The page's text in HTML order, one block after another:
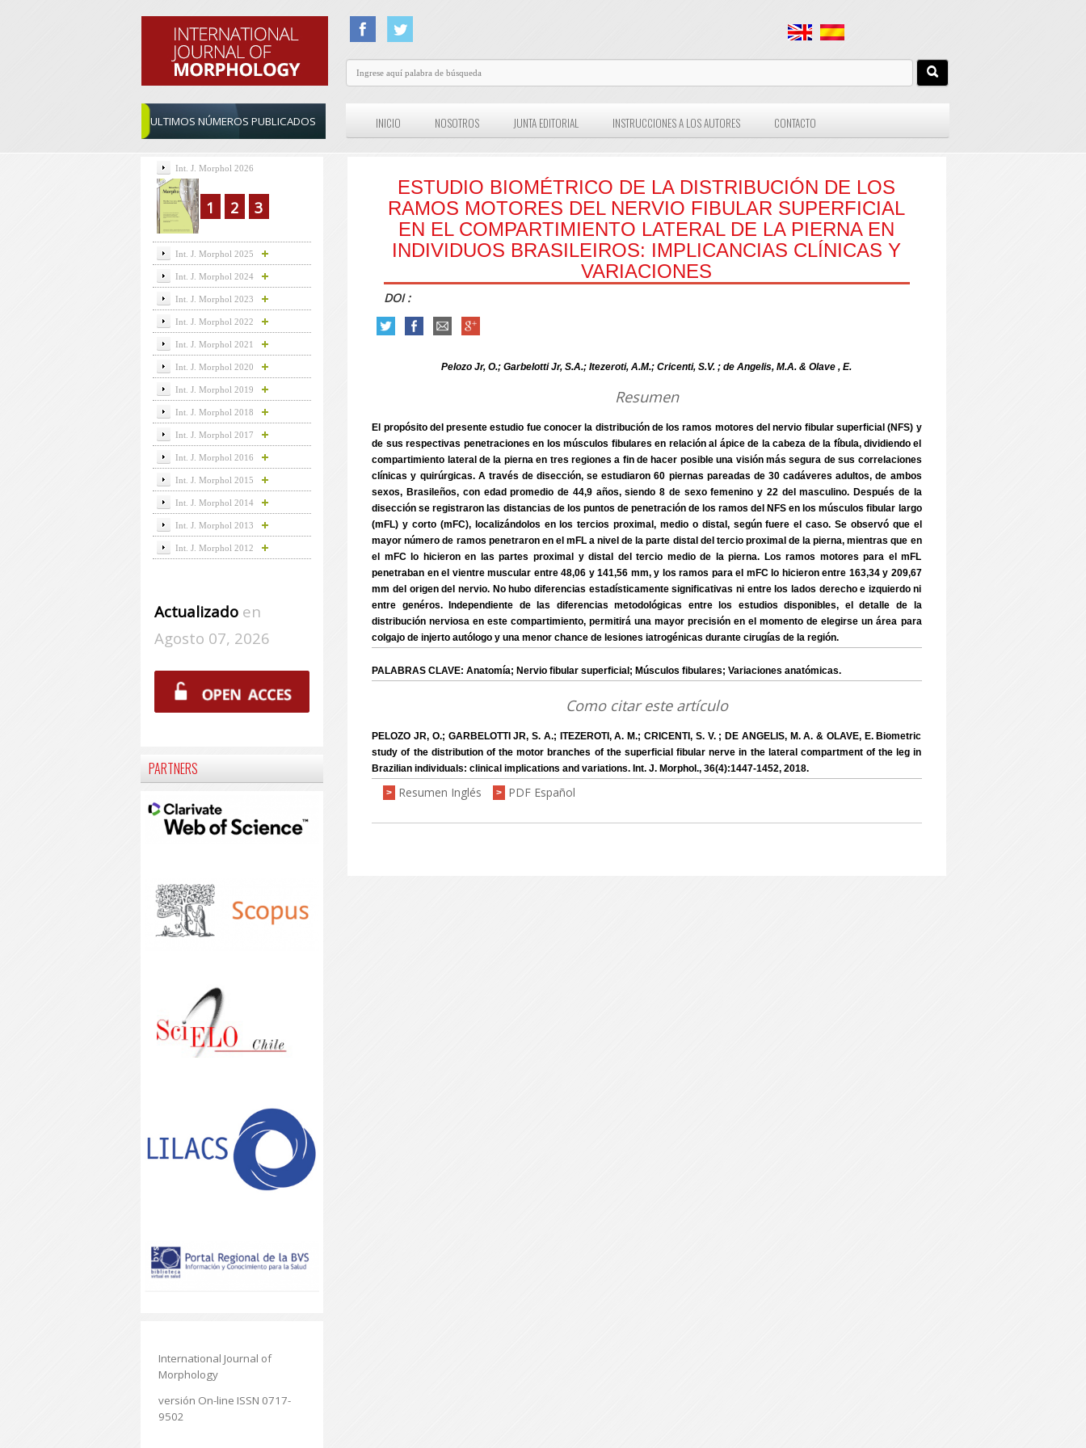
ULTIMOS NÚMEROS PUBLICADOS INICIO NOSOTROS JUNTA EDITORIAL INSTRUCCIONES A LOS AUTORES CONTACTO
ESTUDIO BIOMÉTRICO DE LA DISTRIBUCIÓN DE LOS
RAMOS MOTORES DEL NERVIO FIBULAR SUPERFICIAL
EN EL COMPARTIMIENTO LATERAL DE LA PIERNA EN
INDIVIDUOS BRASILEIROS: IMPLICANCIAS CLÍNICAS Y
VARIACIONES
DOI :
Pelozo Jr, O.; Garbelotti Jr, S.A.; Itezeroti, A.M.; Cricenti, S.V. ; de Angelis, M.A. & Olave , E.
Resumen
El propósito del presente estudio fue conocer la distribución de los ramos motores del nervio fibular superficial (NFS) y
de sus respectivas penetraciones en los músculos fibulares en relación al ápice de la cabeza de la fíbula, dividiendo el
compartimiento lateral de la pierna en tres regiones a fin de hacer posible una visión más segura de sus correlaciones
clínicas y quirúrgicas. A través de disección, se estudiaron 60 piernas pareadas de 30 cadáveres adultos, de ambos
sexos, Brasileños, con edad promedio de 44,9 años, siendo 8 de sexo femenino y 22 del masculino. Después de la
disección se registraron las distancias de los puntos de penetración de los ramos del NFS en los músculos fibular largo
(mFL) y corto (mFC), localizándolos en los tercios proximal, medio o distal, según fuere el caso. Se observó que el
mayor número de ramos penetraron en el mFL a nivel de la parte distal del tercio proximal de la pierna, mientras que en
el mFC lo hicieron en las partes proximal y distal del tercio medio de la pierna. Los ramos motores para el mFL
penetraban en el vientre muscular entre 48,06 y 141,56 mm, y los ramos para el mFC lo hicieron entre 163,34 y 209,67
mm del origen del nervio. No hubo diferencias estadísticamente significativas ni entre los lados derecho e izquierdo ni
entre genéros. Independiente de las diferencias metodológicas entre los estudios disponibles, el detalle de la
distribución nerviosa en este compartimiento, permitirá una mayor precisión en el momento de elegirse un área para
colgajo de injerto autólogo y una menor chance de lesiones iatrogénicas durante cirugías de la región.
PALABRAS CLAVE: Anatomía; Nervio fibular superficial; Músculos fibulares; Variaciones anatómicas.
Como citar este artículo
PELOZO JR, O.; GARBELOTTI JR, S. A.; ITEZEROTI, A. M.; CRICENTI, S. V. ; DE ANGELIS, M. A. & OLAVE, E. Biometric
study of the distribution of the motor branches of the superficial fibular nerve in the lateral compartment of the leg in
Brazilian individuals: clinical implications and variations. Int. J. Morphol., 36(4):1447-1452, 2018.
> Resumen Inglés > PDF Español
Int. J. Morphol 2026
1 2 3
Int. J. Morphol 2025
Int. J. Morphol 2024
Int. J. Morphol 2023
Int. J. Morphol 2022
Int. J. Morphol 2021
Int. J. Morphol 2020
Int. J. Morphol 2019
Int. J. Morphol 2018
Int. J. Morphol 2017
Int. J. Morphol 2016
Int. J. Morphol 2015
Int. J. Morphol 2014
Int. J. Morphol 2013
Int. J. Morphol 2012
Actualizadoen
Agosto 07, 2026
PARTNERS
International Journal of
Morphology
versión On-line ISSN 0717-
9502